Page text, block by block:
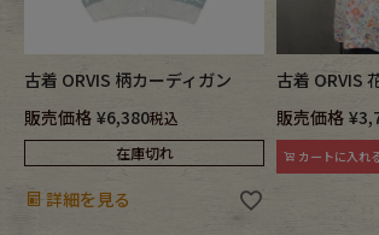
古着 ORVIS 柄カーディガン
販売価格 ¥6,380税込
在庫切れ
詳細を見る
古着 ORVIS
販売価格 ¥
カートに入れ